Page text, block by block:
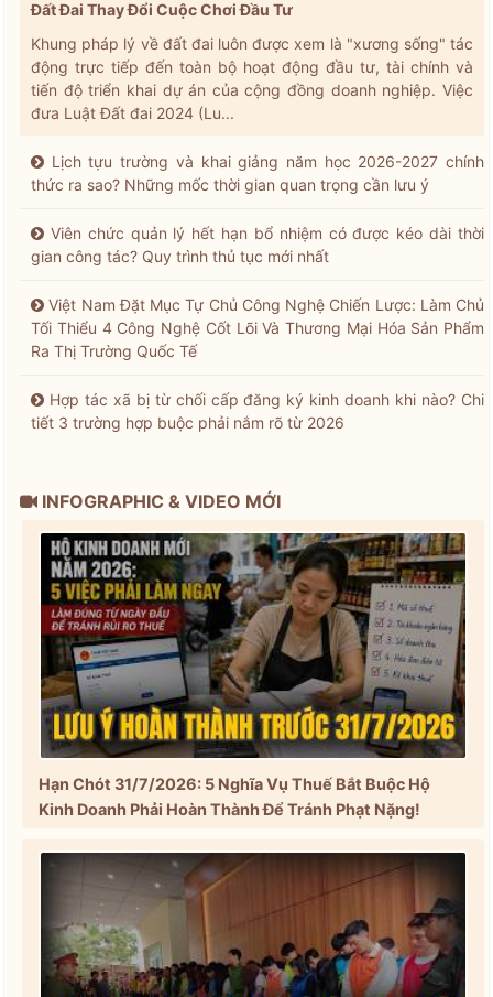
Đất Đai Thay Đổi Cuộc Chơi Đầu Tư
Khung pháp lý về đất đai luôn được xem là "xương sống" tác
động trực tiếp đến toàn bộ hoạt động đầu tư, tài chính và
tiến độ triển khai dự án của cộng đồng doanh nghiệp. Việc
đưa Luật Đất đai 2024 (Lu...
Lịch tựu trường và khai giảng năm học 2026-2027 chính
thức ra sao? Những mốc thời gian quan trọng cần lưu ý
Viên chức quản lý hết hạn bổ nhiệm có được kéo dài thời
gian công tác? Quy trình thủ tục mới nhất
Việt Nam Đặt Mục Tự Chủ Công Nghệ Chiến Lược: Làm Chủ
Tối Thiểu 4 Công Nghệ Cốt Lõi Và Thương Mại Hóa Sản Phẩm
Ra Thị Trường Quốc Tế
Hợp tác xã bị từ chối cấp đăng ký kinh doanh khi nào? Chi
tiết 3 trường hợp buộc phải nắm rõ từ 2026
INFOGRAPHIC & VIDEO MỚI
Hạn Chót 31/7/2026: 5 Nghĩa Vụ Thuế Bắt Buộc Hộ
Kinh Doanh Phải Hoàn Thành Để Tránh Phạt Nặng!